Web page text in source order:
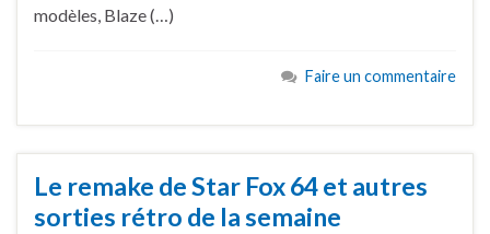
modèles, Blaze (…)
Faire un commentaire
Le remake de Star Fox 64 et autres
sorties rétro de la semaine